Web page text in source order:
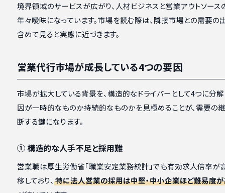
境界領域のサービスが広がり、人材ビジネスと営業アウトソース
年々曖昧になっています。市場を読む際は、隣接市場との需要の
含めて見ると実態に近づきます。
営業代行市場が成長している4つの要因
市場が拡大している背景を、構造的なドライバーとして4つに分解
因が一時的なものか持続的なものかを見極めることが、需要の
断する鍵になります。
① 構造的な人手不足と採用難
営業職は厚生労働省「職業安定業務統計」でも有効求人倍率が
移しており、 特に法人営業の採用は中堅・中小企業ほど難易度